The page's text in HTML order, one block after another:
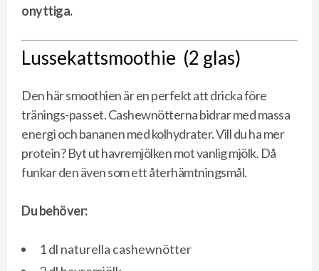
onyttiga.
Lussekattsmoothie (2 glas)
Den här smoothien är en perfekt att dricka före
tränings-passet. Cashewnötterna bidrar med massa
energi och bananen med kolhydrater. Vill du ha mer
protein? Byt ut havremjölken mot vanlig mjölk. Då
funkar den även som ett återhämtningsmål.
Du behöver:
1 dl naturella cashewnötter